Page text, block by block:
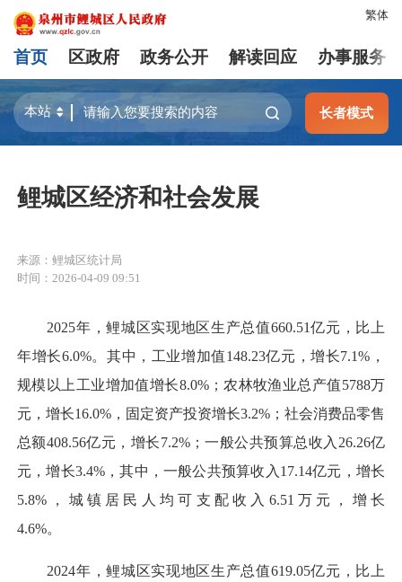
繁体
首页 区政府 政务公开 解读回应 办事服务
长者模式
鲤城区经济和社会发展
来源：鲤城区统计局
时间：2026-04-09 09:51
2025年，鲤城区实现地区生产总值660.51亿元，比上
年增长6.0%。其中，工业增加值148.23亿元，增长7.1%，
规模以上工业增加值增长8.0%；农林牧渔业总产值5788万
元，增长16.0%，固定资产投资增长3.2%；社会消费品零售
总额408.56亿元，增长7.2%；一般公共预算总收入26.26亿
元，增长3.4%，其中，一般公共预算收入17.14亿元，增长
5.8%，城镇居民人均可支配收入6.51万元，增长
4.6%。
2024年，鲤城区实现地区生产总值619.05亿元，比上